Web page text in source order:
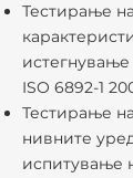
Тестирање
истегнување
ISO 6892-1
Тестирање
нивните
испитување